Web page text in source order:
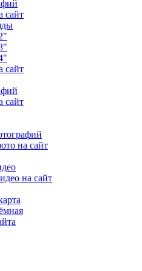
сайт
сайт
сайт
на сайт
на сайт